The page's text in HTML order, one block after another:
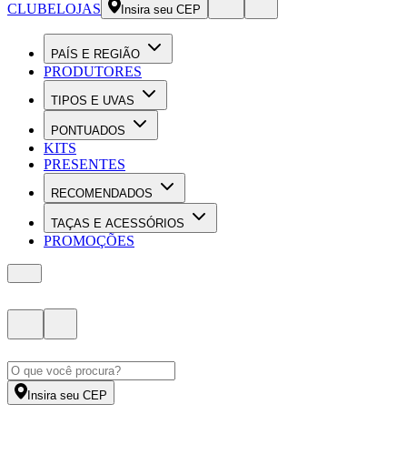
CLUBELOJAS Insira seu CEP
PAÍS E REGIÃO
PRODUTORES
TIPOS E UVAS
PONTUADOS
KITS
PRESENTES
RECOMENDADOS
TAÇAS E ACESSÓRIOS
PROMOÇÕES
Insira seu CEP